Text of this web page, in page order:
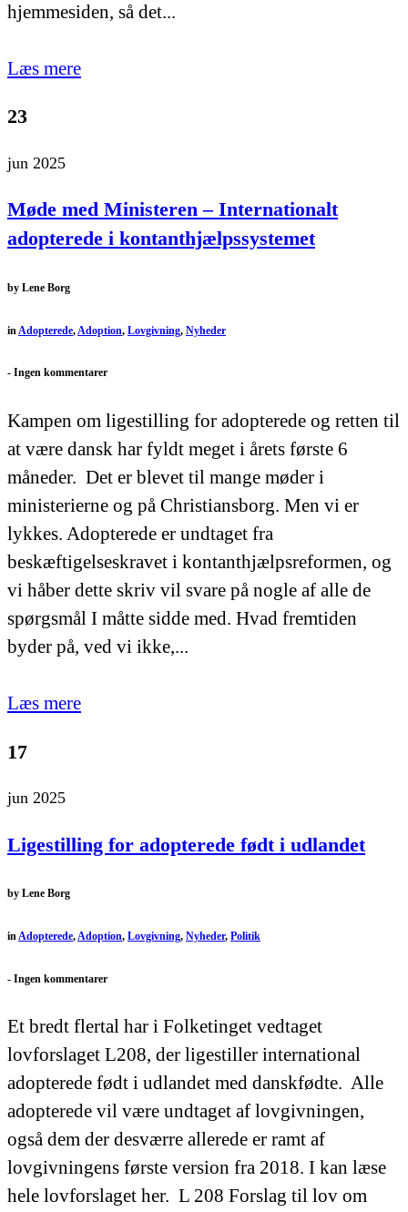
hjemmesiden, så det...
Læs mere
23
jun 2025
Møde med Ministeren – Internationalt
adopterede i kontanthjælpssystemet
by Lene Borg
in Adopterede, Adoption, Lovgivning, Nyheder
- Ingen kommentarer
Kampen om ligestilling for adopterede og retten til
at være dansk har fyldt meget i årets første 6
måneder. Det er blevet til mange møder i
ministerierne og på Christiansborg. Men vi er
lykkes. Adopterede er undtaget fra
beskæftigelseskravet i kontanthjælpsreformen, og
vi håber dette skriv vil svare på nogle af alle de
spørgsmål I måtte sidde med. Hvad fremtiden
byder på, ved vi ikke,...
Læs mere
17
jun 2025
Ligestilling for adopterede født i udlandet
by Lene Borg
inAdopterede,Adoption, Lovgivning, Nyheder, Politik
- Ingen kommentarer
Et bredt flertal har i Folketinget vedtaget
lovforslaget L208, der ligestiller international
adopterede født i udlandet med danskfødte. Alle
adopterede vil være undtaget af lovgivningen,
også dem der desværre allerede er ramt af
lovgivningens første version fra 2018. I kan læse
hele lovforslaget her. L 208 Forslag til lov om